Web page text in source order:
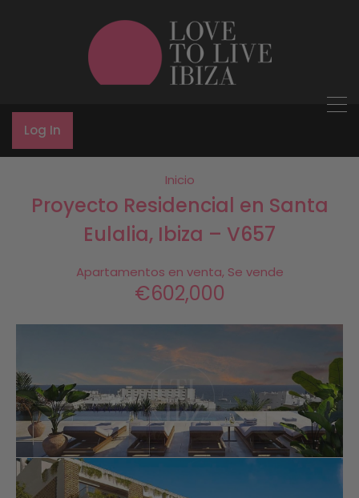
Log In
Inicio
Proyecto Residencial en Santa
Eulalia, Ibiza – V657
Apartamentos en venta, Se vende
€602,000